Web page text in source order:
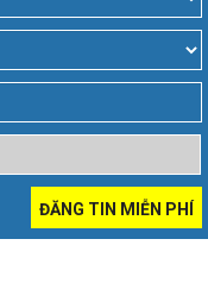
ĐĂNG TIN MIỄN PHÍ